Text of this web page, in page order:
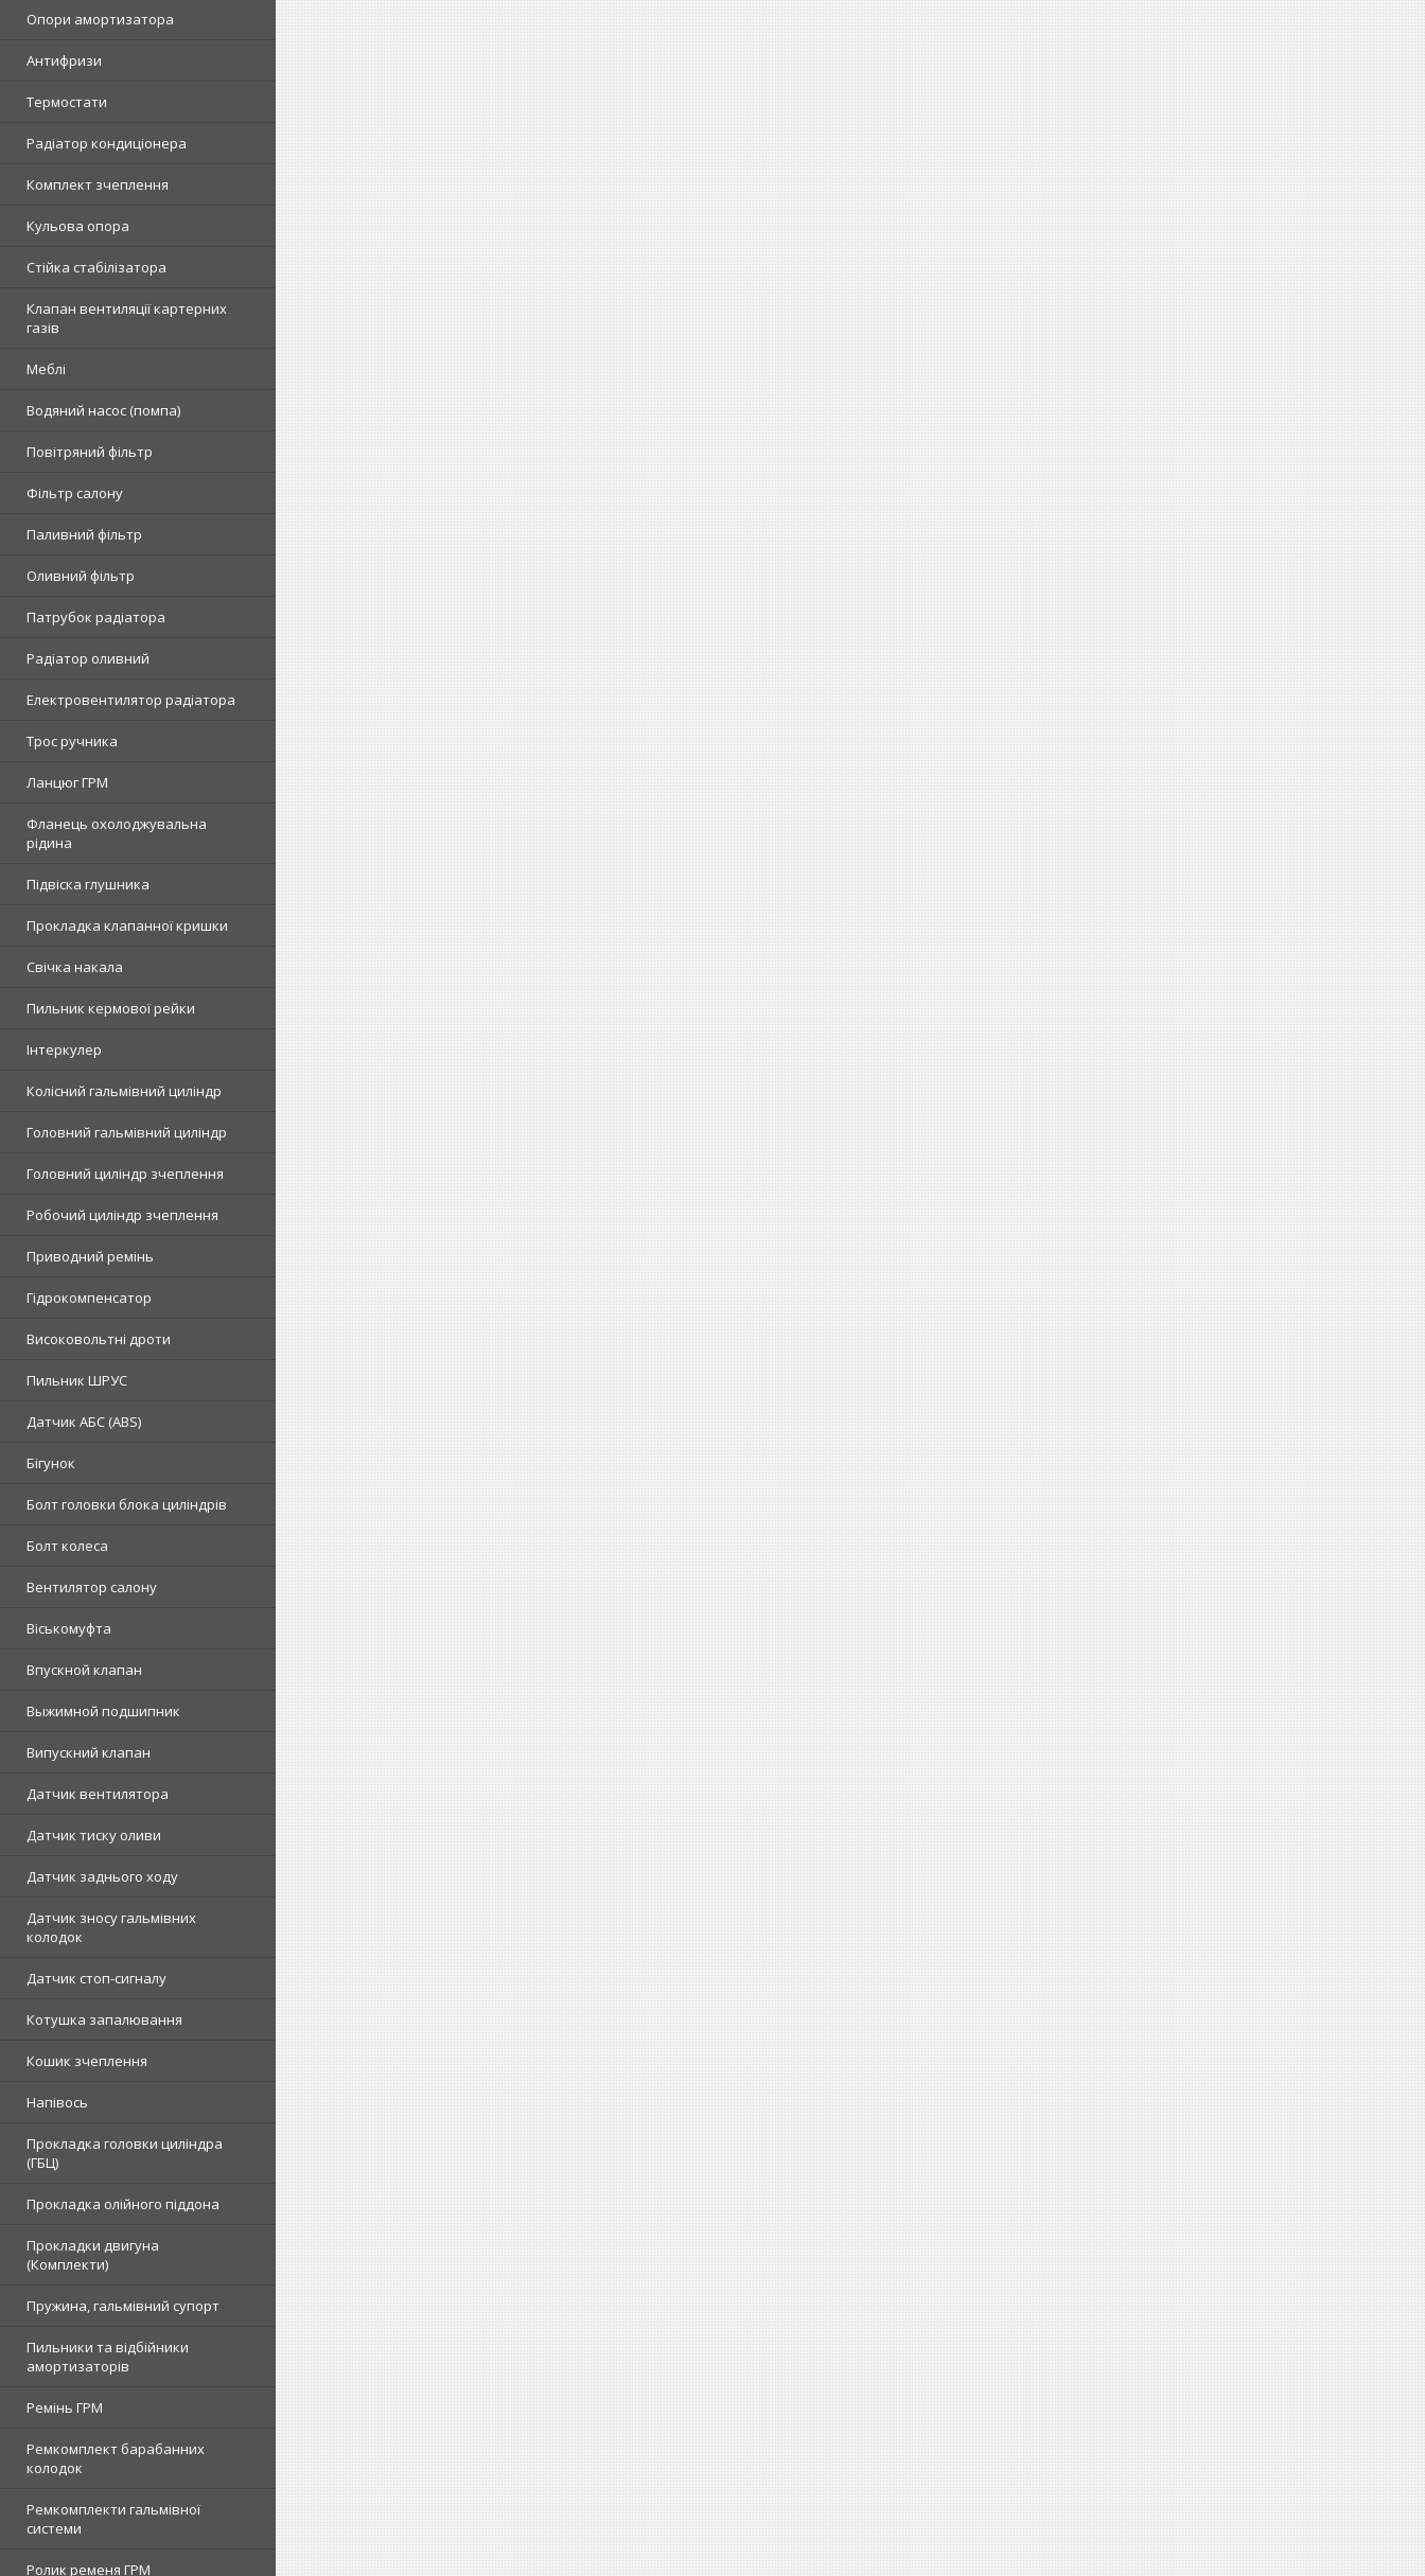
Опори амортизатора
Антифризи
Термостати
Радіатор кондиціонера
Комплект зчеплення
Кульова опора
Стійка стабілізатора
Клапан вентиляції картерних
газів
Меблі
Водяний насос (помпа)
Повітряний фільтр
Фільтр салону
Паливний фільтр
Оливний фільтр
Патрубок радіатора
Радіатор оливний
Електровентилятор радіатора
Трос ручника
Ланцюг ГРМ
Фланець охолоджувальна
рідина
Підвіска глушника
Прокладка клапанної кришки
Свічка накала
Пильник кермової рейки
Інтеркулер
Колісний гальмівний циліндр
Головний гальмівний циліндр
Головний циліндр зчеплення
Робочий циліндр зчеплення
Приводний ремінь
Гідрокомпенсатор
Високовольтні дроти
Пильник ШРУС
Датчик АБС (ABS)
Бігунок
Болт головки блока циліндрів
Болт колеса
Вентилятор салону
Віськомуфта
Впускной клапан
Выжимной подшипник
Випускний клапан
Датчик вентилятора
Датчик тиску оливи
Датчик заднього ходу
Датчик зносу гальмівних
колодок
Датчик стоп-сигналу
Котушка запалювання
Кошик зчеплення
Напівось
Прокладка головки циліндра
(ГБЦ)
Прокладка олійного піддона
Прокладки двигуна
(Комплекти)
Пружина, гальмівний супорт
Пильники та відбійники
амортизаторів
Ремінь ГРМ
Ремкомплект барабанних
колодок
Ремкомплекти гальмівної
системи
Ролик ременя ГРМ